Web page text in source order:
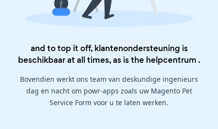
and to top it off, klantenondersteuning is
beschikbaar at all times, as is the helpcentrum .
Bovendien werkt ons team van deskundige ingenieurs
dag en nacht om powr-apps zoals uw Magento Pet
Service Form voor u te laten werken.